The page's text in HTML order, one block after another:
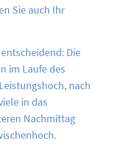
Sie auch Ihr
Die
im Laufe des
nach
in das
Nachmittag